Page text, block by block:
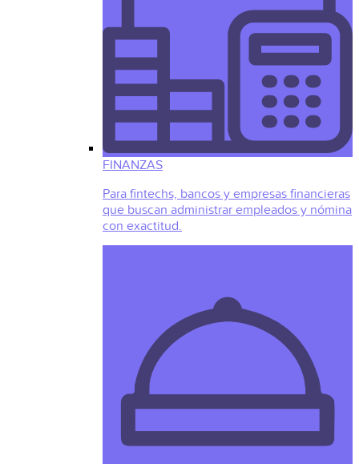
FINANZAS
Para fintechs, bancos y empresas financieras
que buscan administrar empleados y nómina
con exactitud.